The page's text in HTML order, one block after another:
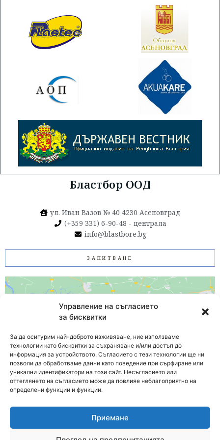
Управление на съгласието
за бисквитки
За да осигурим най-доброто изживяване, ние използваме
технологии като бисквитки за съхраняване и/или достъп до
информация за устройството. Съгласието с тези технологии ще ни
позволи да обработваме данни като поведение при сърфиране или
уникални идентификатори на този сайт. Несъгласието или
оттеглянето на съгласието може да повлияе неблагоприятно на
определени функции и функции.
Приемане
Бластбор ООД
ул. Иван Вазов № 40 4230 Асеновград
(+359 331) 6-90-48 - централа
info@blastbore.bg
ЗАПИТВАНЕ
Click to accept marketing cookies and
enable this content
Copyright 2026 БЛАСТБОР-ООД